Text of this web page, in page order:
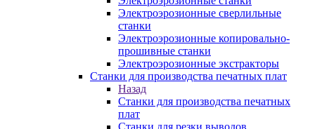
Электроэрозионные сверлильные
станки
Электроэрозионные копировально-
прошивные станки
Электроэрозионные экстракторы
Станки для производства печатных плат
Назад
Станки для производства печатных
плат
Станки для резки выводов